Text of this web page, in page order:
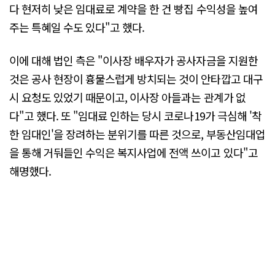
다 현저히 낮은 임대료로 계약을 한 건 빵집 수익성을 높여
주는 특혜일 수도 있다"고 했다.
이에 대해 법인 측은 "이사장 배우자가 공사자금을 지원한
것은 공사 현장이 흉물스럽게 방치되는 것이 안타깝고 대구
시 요청도 있었기 때문이고, 이사장 아들과는 관계가 없
다"고 했다. 또 "임대료 인하는 당시 코로나19가 극심해 '착
한 임대인'을 장려하는 분위기를 따른 것으로, 부동산임대업
을 통해 거둬들인 수익은 복지사업에 전액 쓰이고 있다"고
해명했다.